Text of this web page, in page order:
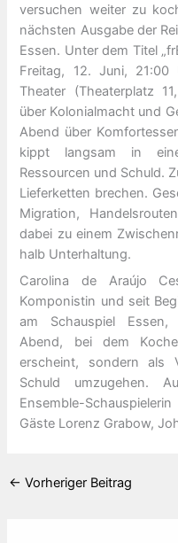
versuchen weiter zu
nächsten Ausgabe der
Essen. Unter dem Titel
Freitag, 12. Juni,
Theater (Theaterplatz
über Kolonialmacht und
Abend über
kippt langsam in
Ressourcen und Schuld.
Lieferketten brechen.
Migration,
dabei zu einem
halb Unterhaltung.
Carolina de Araújo
Komponistin und seit
am Schauspiel Essen,
Abend, bei dem
erscheint, sondern als
Schuld umzugehen.
Ensemble-
Gäste Lorenz Grabow,
← Vorheriger Beitrag